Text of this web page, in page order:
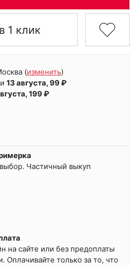
1 клик
(изменить)
13 августа, 99 ₽
199 ₽
Частичный выкуп
на сайте или без предоплаты
Оплачивайте только за то, что